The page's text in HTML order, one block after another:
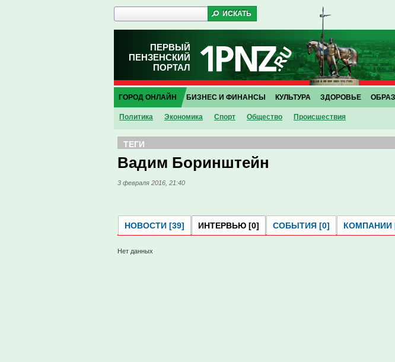
ПЕРВЫЙ
ПЕНЗЕНСКИЙ
ПОРТАЛ
ГОРОД ОНЛАЙН
Политика Экономика Спорт Общество Проиcшествия
БИЗНЕС И ФИНАНСЫ КУЛЬТУРА ЗДОРОВЬЕ
ТЕГИ
Вадим Боринштейн
3 февраля 2016, 21:40
НОВОСТИ [39] ИНТЕРВЬЮ [0] СОБЫТИЯ [0] КОМПАНИИ
Нет данных